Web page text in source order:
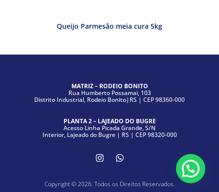
Queijo Parmesão meia cura 5kg
MATRIZ – RODEIO BONITO
Rua Humberto Possamai, 103
Distrito Industrial, Rodeio Bonito|RS | CEP 98360-000
PLANTA 2 – LAJEADO DO BUGRE
Acesso Linha Picada Grande, S/N
Interior, Lajeado do Bugre | RS | CEP 98320-000
Copyright © 2026. Todos os Direitos Reservados.